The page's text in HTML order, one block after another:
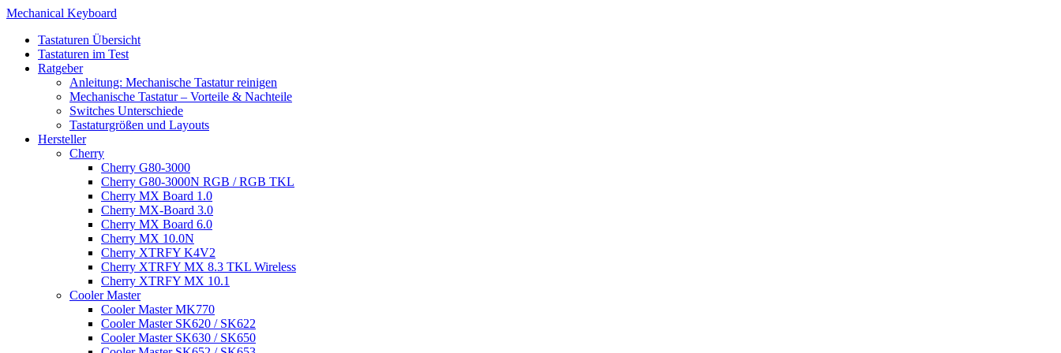
Mechanical Keyboard
Tastaturen Übersicht
Tastaturen im Test
Ratgeber
Anleitung: Mechanische Tastatur reinigen
Mechanische Tastatur – Vorteile & Nachteile
Switches Unterschiede
Tastaturgrößen und Layouts
Hersteller
Cherry
Cherry G80-3000
Cherry G80-3000N RGB / RGB TKL
Cherry MX Board 1.0
Cherry MX-Board 3.0
Cherry MX Board 6.0
Cherry MX 10.0N
Cherry XTRFY K4V2
Cherry XTRFY MX 8.3 TKL Wireless
Cherry XTRFY MX 10.1
Cooler Master
Cooler Master MK770
Cooler Master SK620 / SK622
Cooler Master SK630 / SK650